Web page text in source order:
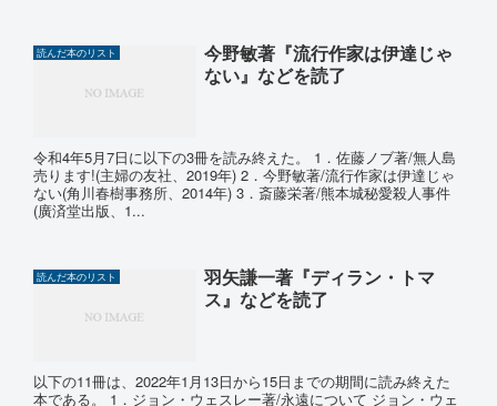
読んだ本のリスト
今野敏著『流行作家は伊達じゃ
ない』などを読了
令和4年5月7日に以下の3冊を読み終えた。 1．佐藤ノブ著/無人島
売ります!(主婦の友社、2019年) 2．今野敏著/流行作家は伊達じゃ
ない(角川春樹事務所、2014年) 3．斎藤栄著/熊本城秘愛殺人事件
(廣済堂出版、1...
読んだ本のリスト
羽矢謙一著『ディラン・トマ
ス』などを読了
以下の11冊は、2022年1月13日から15日までの期間に読み終えた
本である。 1．ジョン・ウェスレー著/永遠について ジョン・ウェ